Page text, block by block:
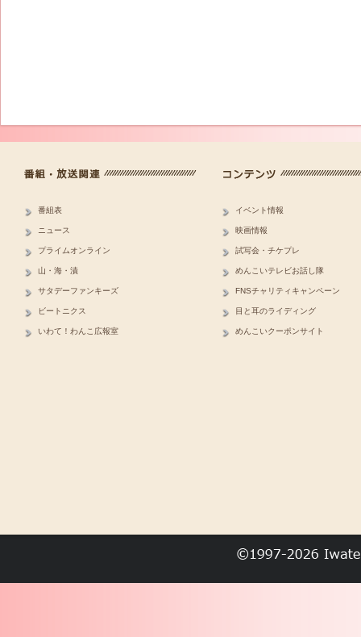
番組表
ニュース
プライムオンライン
山・海・漬
サタデーファンキーズ
ビートニクス
いわて！わんこ広報室
イベント情報
映画情報
試写会・チケプレ
めんこいテレビお話し隊
FNSチャリティキャンペーン
目と耳のライディング
めんこいクーポンサイト